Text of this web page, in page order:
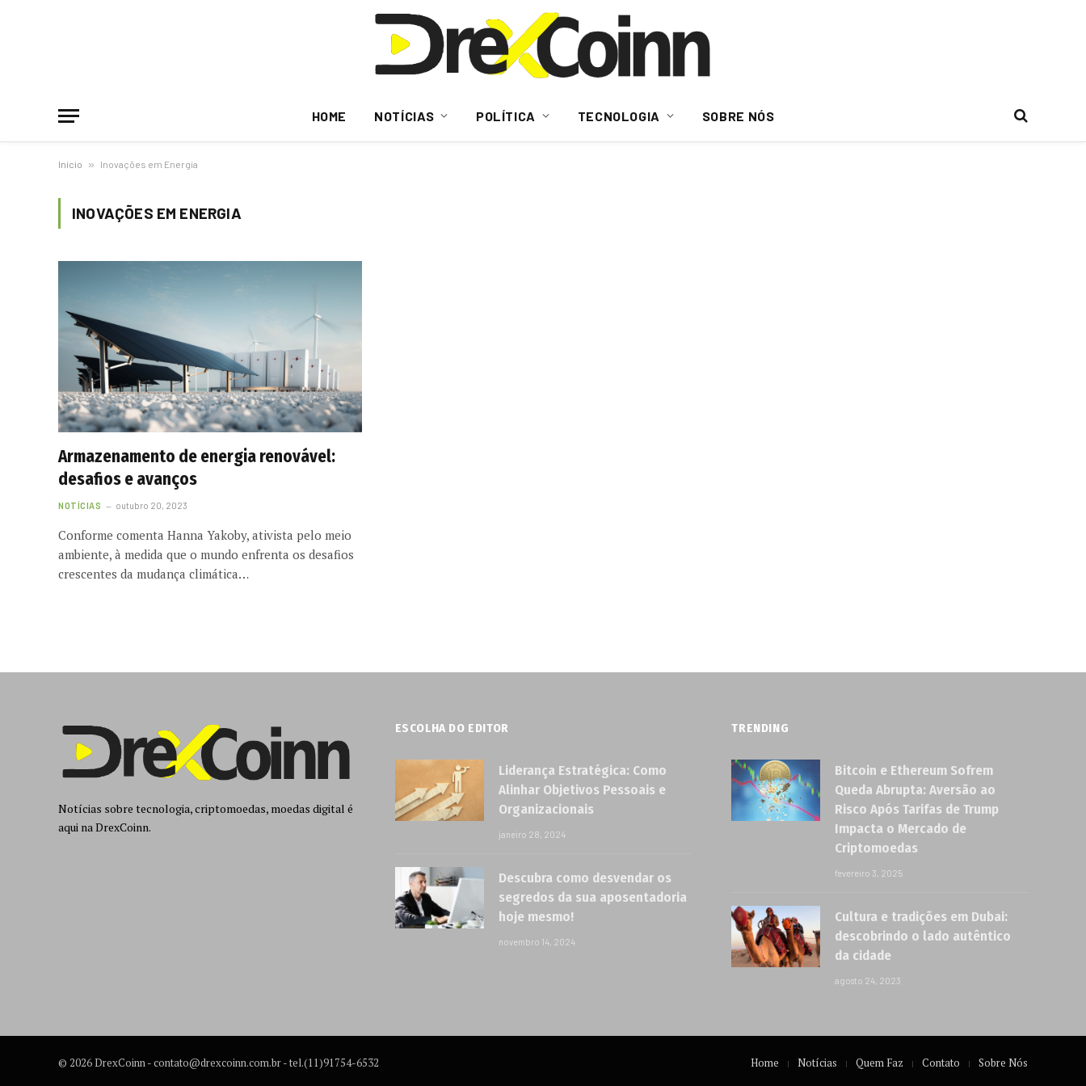
HOME NOTÍCIAS POLÍTICA TECNOLOGIA SOBRE NÓS
Início » Inovações em Energia
INOVAÇÕES EM ENERGIA
Armazenamento de energia renovável:
desafios e avanços
NOTÍCIAS outubro 20, 2023
Conforme comenta Hanna Yakoby, ativista pelo meio
ambiente, à medida que o mundo enfrenta os desafios
crescentes da mudança climática…
Notícias sobre tecnologia, criptomoedas, moedas digital é
aqui na DrexCoinn.
ESCOLHA DO EDITOR
Liderança Estratégica: Como
Alinhar Objetivos Pessoais e
Organizacionais
janeiro 28, 2024
Descubra como desvendar os
segredos da sua aposentadoria
hoje mesmo!
novembro 14, 2024
TRENDING
Bitcoin e Ethereum Sofrem
Queda Abrupta: Aversão ao
Risco Após Tarifas de Trump
Impacta o Mercado de
Criptomoedas
fevereiro 3, 2025
Cultura e tradições em Dubai:
descobrindo o lado autêntico
da cidade
agosto 24, 2023
© 2026 DrexCoinn -contato@drexcoinn.com.br- tel.(11)91754-6532 Home Notícias Quem Faz Contato Sobre Nós